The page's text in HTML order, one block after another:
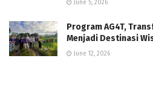
June 5, 2026
Program AG4T,
Menjadi Destinasi
June 12, 2026